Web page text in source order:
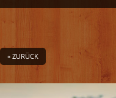
« ZURÜCK